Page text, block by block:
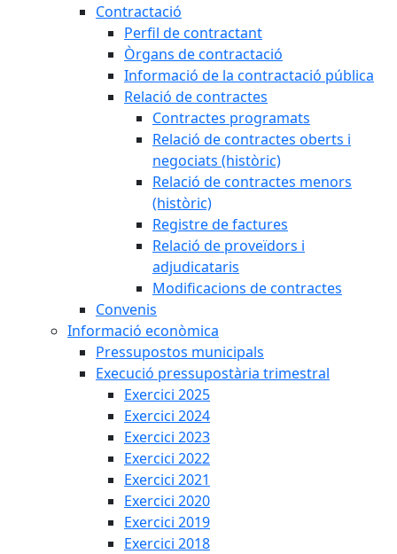
Contractació
Perfil de contractant
Òrgans de contractació
Informació de la contractació pública
Relació de contractes
Contractes programats
Relació de contractes oberts i
negociats (històric)
Relació de contractes menors
(històric)
Registre de factures
Relació de proveïdors i
adjudicataris
Modificacions de contractes
Convenis
Informació econòmica
Pressupostos municipals
Execució pressupostària trimestral
Exercici 2025
Exercici 2024
Exercici 2023
Exercici 2022
Exercici 2021
Exercici 2020
Exercici 2019
Exercici 2018